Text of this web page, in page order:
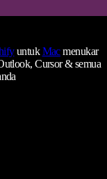
untukMacmenukar
Cursor & semua